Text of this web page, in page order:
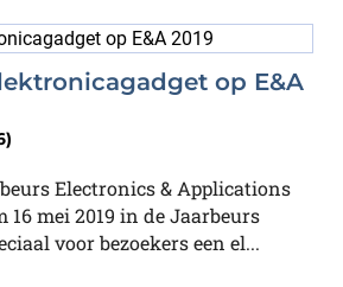
op E&A
Electronics & Applications
16 mei 2019 in de Jaarbeurs
voor bezoekers een el...